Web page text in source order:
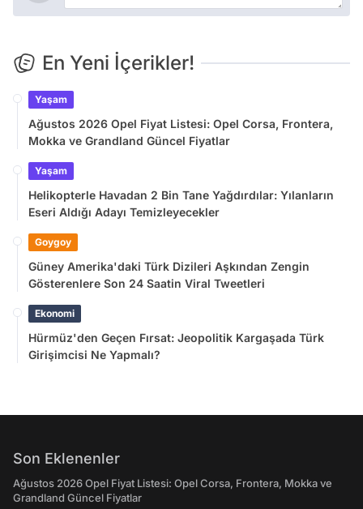
En Yeni İçerikler!
Yaşam
Ağustos 2026 Opel Fiyat Listesi: Opel Corsa, Frontera,
Mokka ve Grandland Güncel Fiyatlar
Yaşam
Helikopterle Havadan 2 Bin Tane Yağdırdılar: Yılanların
Eseri Aldığı Adayı Temizleyecekler
Goygoy
Güney Amerika'daki Türk Dizileri Aşkından Zengin
Gösterenlere Son 24 Saatin Viral Tweetleri
Ekonomi
Hürmüz'den Geçen Fırsat: Jeopolitik Kargaşada Türk
Girişimcisi Ne Yapmalı?
Son Eklenenler
Ağustos 2026 Opel Fiyat Listesi: Opel Corsa, Frontera, Mokka ve
Grandland Güncel Fiyatlar